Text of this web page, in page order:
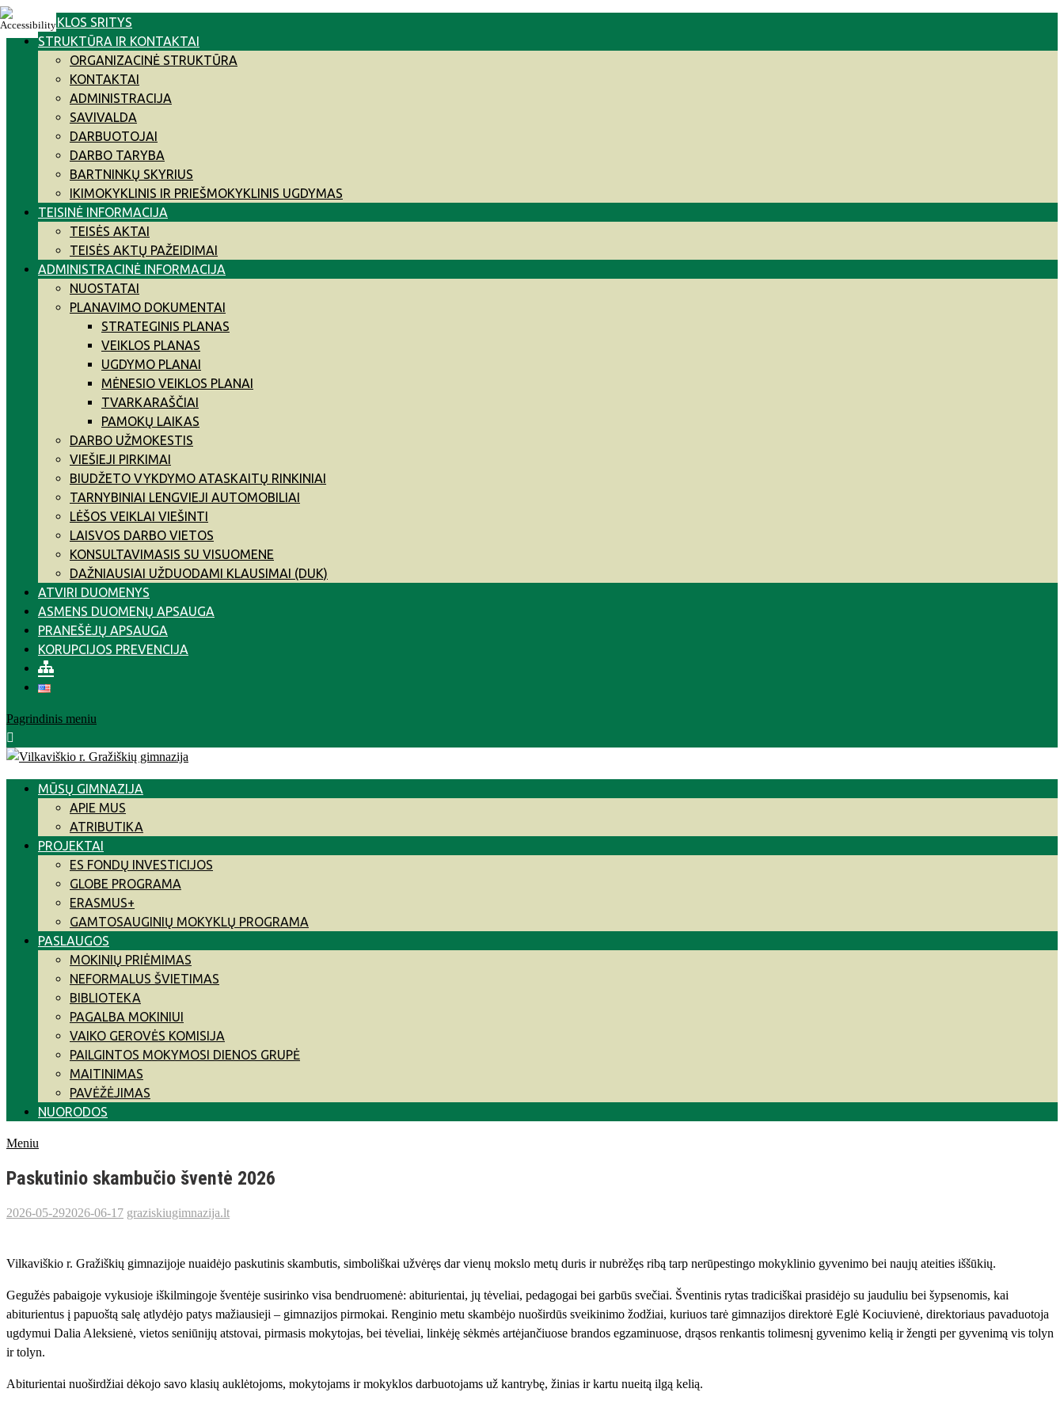
Skip
to
VEIKLOS SRITYS
STRUKTŪRA IR KONTAKTAI
ORGANIZACINĖ STRUKTŪRA
KONTAKTAI
ADMINISTRACIJA
SAVIVALDA
DARBUOTOJAI
DARBO TARYBA
BARTNINKŲ SKYRIUS
IKIMOKYKLINIS IR PRIEŠMOKYKLINIS UGDYMAS
TEISINĖ INFORMACIJA
TEISĖS AKTAI
TEISĖS AKTŲ PAŽEIDIMAI
ADMINISTRACINĖ INFORMACIJA
NUOSTATAI
PLANAVIMO DOKUMENTAI
STRATEGINIS PLANAS
VEIKLOS PLANAS
UGDYMO PLANAI
MĖNESIO VEIKLOS PLANAI
TVARKARAŠČIAI
PAMOKŲ LAIKAS
DARBO UŽMOKESTIS
VIEŠIEJI PIRKIMAI
BIUDŽETO VYKDYMO ATASKAITŲ RINKINIAI
TARNYBINIAI LENGVIEJI AUTOMOBILIAI
LĖŠOS VEIKLAI VIEŠINTI
LAISVOS DARBO VIETOS
KONSULTAVIMASIS SU VISUOMENE
DAŽNIAUSIAI UŽDUODAMI KLAUSIMAI (DUK)
ATVIRI DUOMENYS
ASMENS DUOMENŲ APSAUGA
PRANEŠĖJŲ APSAUGA
KORUPCIJOS PREVENCIJA
Pagrindinis meniu
MŪSŲ GIMNAZIJA
APIE MUS
ATRIBUTIKA
PROJEKTAI
ES FONDŲ INVESTICIJOS
GLOBE PROGRAMA
ERASMUS+
GAMTOSAUGINIŲ MOKYKLŲ PROGRAMA
PASLAUGOS
MOKINIŲ PRIĖMIMAS
NEFORMALUS ŠVIETIMAS
BIBLIOTEKA
PAGALBA MOKINIUI
VAIKO GEROVĖS KOMISIJA
PAILGINTOS MOKYMOSI DIENOS GRUPĖ
MAITINIMAS
PAVĖŽĖJIMAS
NUORODOS
Meniu
Paskutinio skambučio šventė 2026
2026-05-292026-06-17 graziskiugimnazija.lt
Vilkaviškio r. Gražiškių gimnazijoje nuaidėjo paskutinis skambutis, simboliškai užvėręs dar vienų mokslo metų duris ir nubrėžęs ribą tarp nerūpestingo mokyklinio gyvenimo bei naujų ateities iššūkių.
Gegužės pabaigoje vykusioje iškilmingoje šventėje susirinko visa bendruomenė: abiturientai, jų tėveliai, pedagogai bei garbūs svečiai. Šventinis rytas tradiciškai prasidėjo su jauduliu bei šypsenomis, kai
abiturientus į papuoštą salę atlydėjo patys mažiausieji – gimnazijos pirmokai. Renginio metu skambėjo nuoširdūs sveikinimo žodžiai, kuriuos tarė gimnazijos direktorė Eglė Kociuvienė, direktoriaus pavaduotoja
ugdymui Dalia Aleksienė, vietos seniūnijų atstovai, pirmasis mokytojas, bei tėveliai, linkėję sėkmės artėjančiuose brandos egzaminuose, drąsos renkantis tolimesnį gyvenimo kelią ir žengti per gyvenimą vis tolyn
ir tolyn.
Abiturientai nuoširdžiai dėkojo savo klasių auklėtojoms, mokytojams ir mokyklos darbuotojams už kantrybę, žinias ir kartu nueitą ilgą kelią.